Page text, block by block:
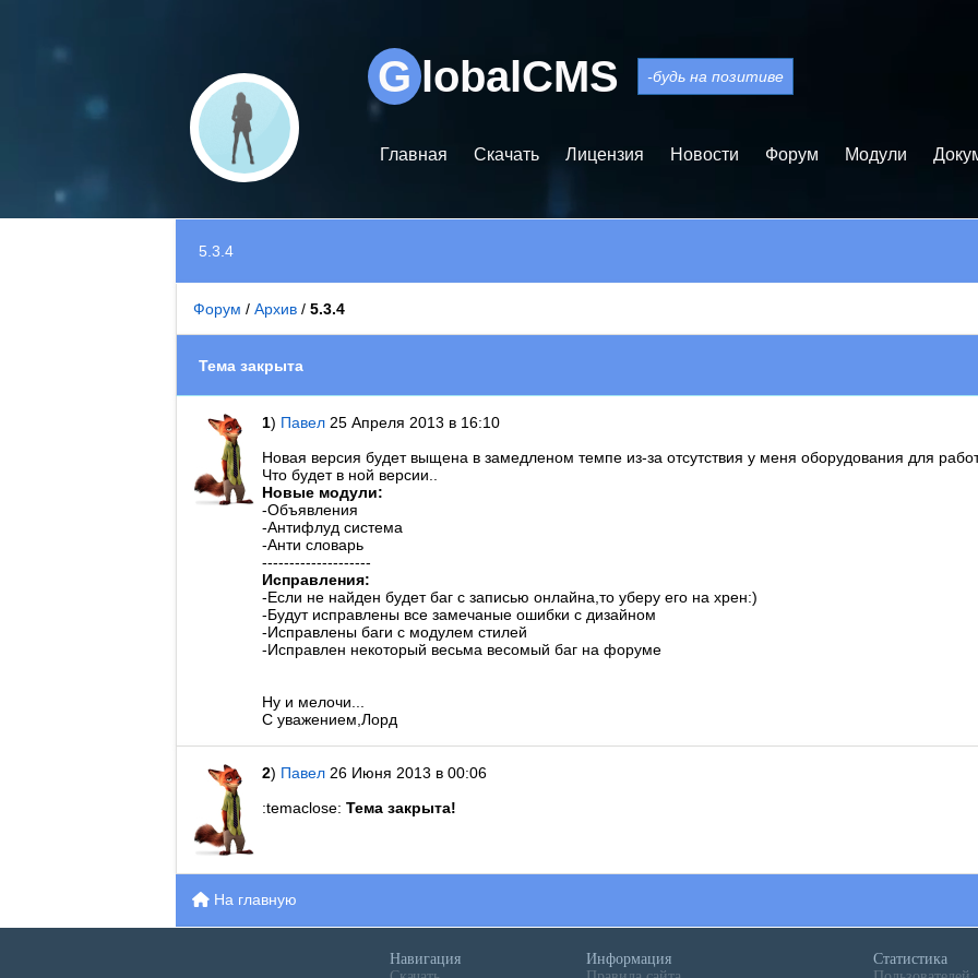
G lobalCMS -будь на позитиве
Главная Скачать Лицензия Новости Форум Модули
5.3.4
Форум /Архив /5.3.4
Тема закрыта
1) Павел 25 Апреля 2013 в 16:10
Новая версия будет выщена в замедленом темпе из-за отсутствия у меня оборудования для
Что будет в ной версии..
Новые модули:
-Объявления
-Антифлуд система
-Анти словарь
--------------------
Исправления:
-Если не найден будет баг с записью онлайна,то уберу его на хрен:)
-Будут исправлены все замечаные ошибки с дизайном
-Исправлены баги с модулем стилей
-Исправлен некоторый весьма весомый баг на форуме
Ну и мелочи...
С уважением,Лорд
2) Павел 26 Июня 2013 в 00:06
:temaclose:Тема закрыта!
На главную
Навигация
Информация
Статистика